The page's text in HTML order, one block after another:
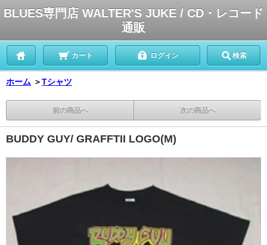
BLUES専門店 WALTER'S JUKE / CD・レコード
通販
カート ログイン 検索
ホーム ＞Tシャツ
前の商品へ 次の商品へ
BUDDY GUY/ GRAFFTII LOGO(M)